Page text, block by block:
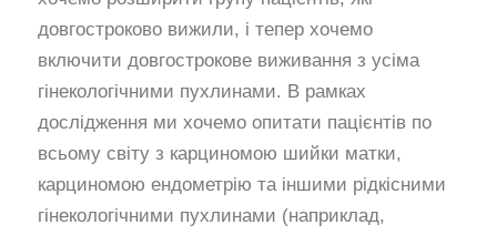
довгостроково вижили, і тепер хочемо
включити довгострокове виживання з усіма
гінекологічними пухлинами. В рамках
дослідження ми хочемо опитати пацієнтів по
всьому світу з карциномою шийки матки,
карциномою ендометрію та іншими рідкісними
гінекологічними пухлинами (наприклад,